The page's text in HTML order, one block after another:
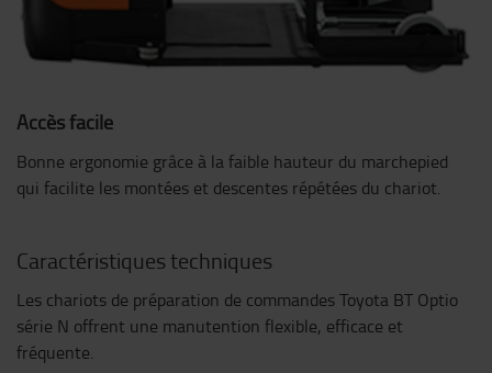
Accès facile
Bonne ergonomie grâce à la faible hauteur du marchepied
qui facilite les montées et descentes répétées du chariot.
Caractéristiques techniques
Les chariots de préparation de commandes Toyota BT Optio
série N offrent une manutention flexible, efficace et
fréquente.